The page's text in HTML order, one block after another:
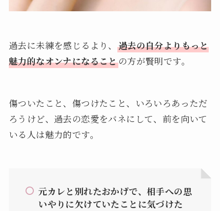
過去に未練を感じるより、 過去の自分よりもっと
魅力的なオンナになることの方が賢明です。
傷ついたこと、傷つけたこと、いろいろあっただ
ろうけど、過去の恋愛をバネにして、前を向いて
いる人は魅力的です。
元カレと別れたおかげで、相手への思
いやりに欠けていたことに気づけた